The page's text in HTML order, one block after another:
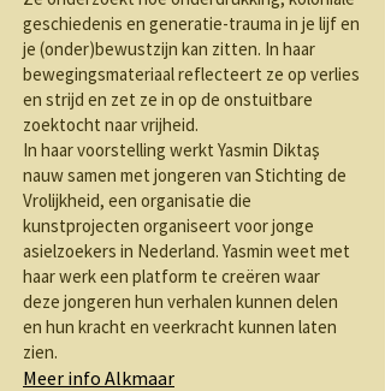
geschiedenis en generatie-trauma in je lijf en
je (onder)bewustzijn kan zitten. In haar
bewegingsmateriaal reflecteert ze op verlies
en strijd en zet ze in op de onstuitbare
zoektocht naar vrijheid.
In haar voorstelling werkt Yasmin Diktaş
nauw samen met jongeren van Stichting de
Vrolijkheid, een organisatie die
kunstprojecten organiseert voor jonge
asielzoekers in Nederland. Yasmin weet met
haar werk een platform te creëren waar
deze jongeren hun verhalen kunnen delen
en hun kracht en veerkracht kunnen laten
zien.
Meer info​ Alkmaar